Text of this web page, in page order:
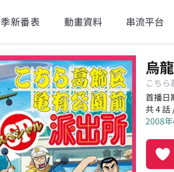
新番表 動畫資料 串流平台
烏
こちら
首播日
共 4 話
2008
喜愛程度
平台累
記錄總
完食人數
追番中
一時中
棄番人數
計劃觀